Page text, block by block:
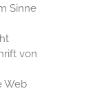
Sinne
von
Web